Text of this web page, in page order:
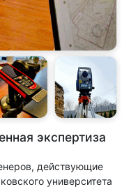
экспертиза
действующие
университета